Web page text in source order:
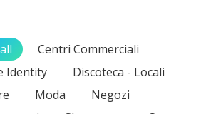
Centri Commerciali
Identity
Discoteca - Locali
Moda
Negozi